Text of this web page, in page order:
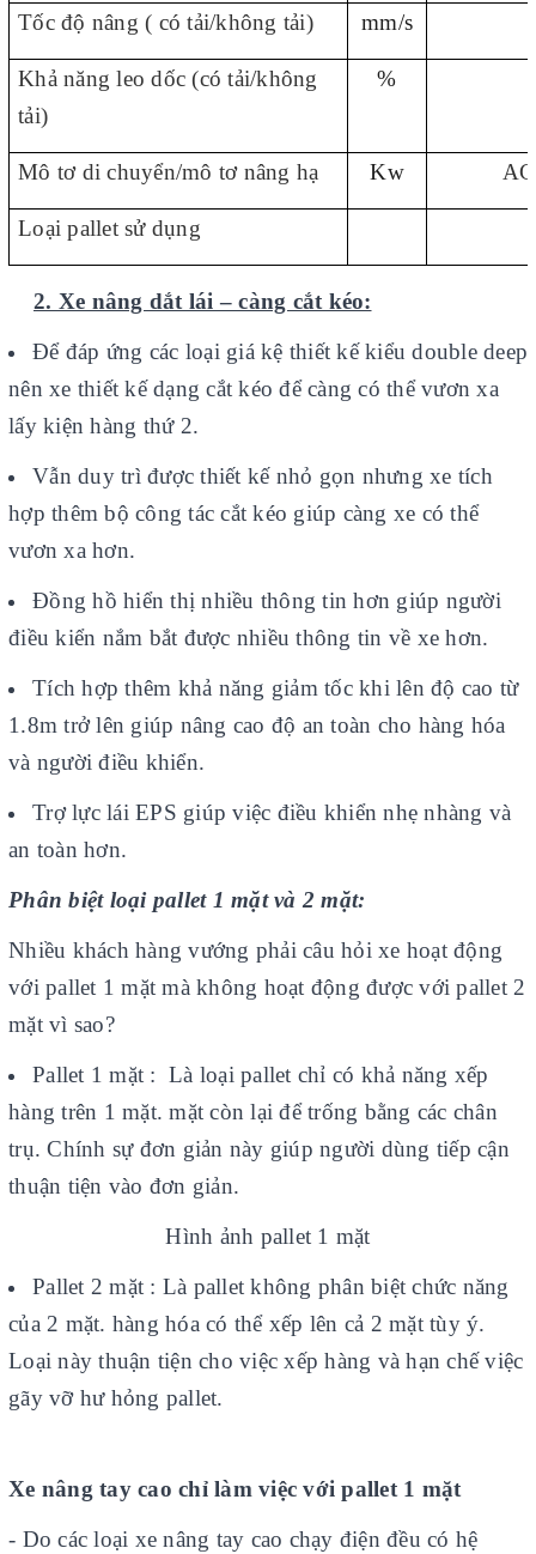
Tốc độ nâng ( có tải/không tải) mm/s
Khả năng leo dốc (có tải/không
tải)
%
Mô tơ di chuyển/mô tơ nâng hạ Kw
Loại pallet sử dụng
2. Xe nâng dắt lái – càng cắt kéo:
Để đáp ứng các loại giá kệ thiết kế kiểu double deep
nên xe thiết kế dạng cắt kéo để càng có thể vươn xa
lấy kiện hàng thứ 2.
Vẫn duy trì được thiết kế nhỏ gọn nhưng xe tích
hợp thêm bộ công tác cắt kéo giúp càng xe có thể
vươn xa hơn.
Đồng hồ hiển thị nhiều thông tin hơn giúp người
điều kiển nắm bắt được nhiều thông tin về xe hơn.
Tích hợp thêm khả năng giảm tốc khi lên độ cao từ
1.8m trở lên giúp nâng cao độ an toàn cho hàng hóa
và người điều khiển.
Trợ lực lái EPS giúp việc điều khiển nhẹ nhàng và
an toàn hơn.
Phân biệt loại pallet 1 mặt và 2 mặt:
Nhiều khách hàng vướng phải câu hỏi xe hoạt động
với pallet 1 mặt mà không hoạt động được với pallet 2
mặt vì sao?
Pallet 1 mặt : Là loại pallet chỉ có khả năng xếp
hàng trên 1 mặt. mặt còn lại để trống bằng các chân
trụ. Chính sự đơn giản này giúp người dùng tiếp cận
thuận tiện vào đơn giản.
Hình ảnh pallet 1 mặt
Pallet 2 mặt : Là pallet không phân biệt chức năng
của 2 mặt. hàng hóa có thể xếp lên cả 2 mặt tùy ý.
Loại này thuận tiện cho việc xếp hàng và hạn chế việc
gãy vỡ hư hỏng pallet.
Xe nâng tay cao chỉ làm việc với pallet 1 mặt
- Do các loại xe nâng tay cao chạy điện đều có hệ